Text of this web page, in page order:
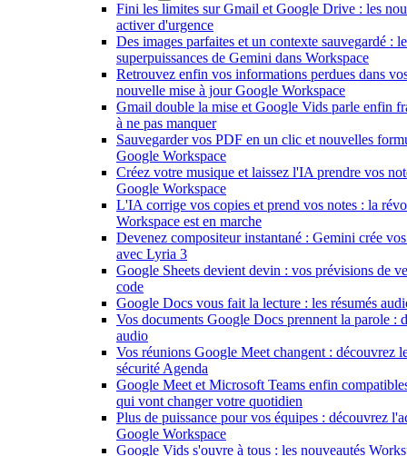
Fini les limites sur Gmail et Google Drive : les
activer d'urgence
Des images parfaites et un contexte sauvegardé :
superpuissances de Gemini dans Workspace
Retrouvez enfin vos informations perdues dans
nouvelle mise à jour Google Workspace
Gmail double la mise et Google Vids parle enfin
à ne pas manquer
Sauvegarder vos PDF en un clic et nouvelles
Google Workspace
Créez votre musique et laissez l'IA prendre vos
Google Workspace
L'IA corrige vos copies et prend vos notes : la
Workspace est en marche
Devenez compositeur instantané : Gemini crée
avec Lyria 3
Google Sheets devient devin : vos prévisions de
code
Google Docs vous fait la lecture : les résumés
Vos documents Google Docs prennent la parole :
audio
Vos réunions Google Meet changent : découvrez
sécurité Agenda
Google Meet et Microsoft Teams enfin
qui vont changer votre quotidien
Plus de puissance pour vos équipes : découvrez
Google Workspace
Google Vids s'ouvre à tous : les nouveautés